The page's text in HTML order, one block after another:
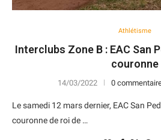
Athlétisme
Interclubs Zone B : EAC San
couronne
14/03/2022 0
Le samedi 12 mars dernier, EAC San
couronne de roi de …